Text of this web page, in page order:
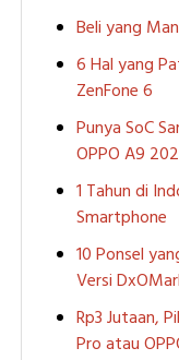
Beli yang
6 Hal yang
ZenFone 6
Punya SoC
OPPO A9
1 Tahun di
Smartphone
10 Ponsel
Versi
Rp3 Jutaan,
Pro atau